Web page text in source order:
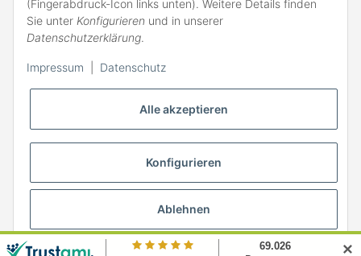
Alle akzeptieren
Konfigurieren
Ablehnen
(Fingerabdruck-Icon links unten). Weitere Details finden
Sie unter Konfigurieren und in unserer
Datenschutzerklärung.
Impressum Datenschutz
ZAHLARTEN
* Alle Preise inkl. gesetzlicher MwSt., zzgl.
✕